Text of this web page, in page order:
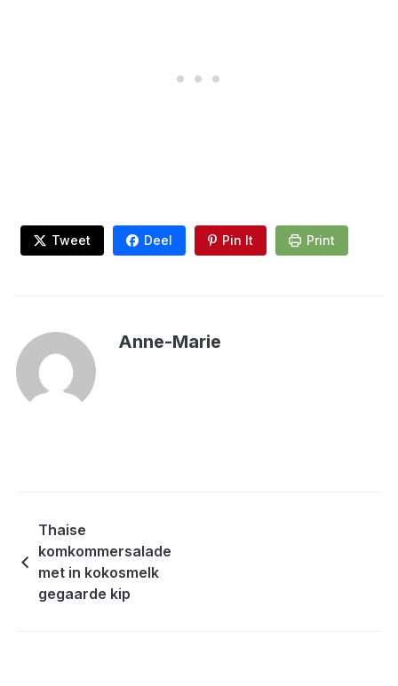
Tweet Deel Pin It Print
Anne-Marie
Thaise
komkommersalade
met in kokosmelk
gegaarde kip